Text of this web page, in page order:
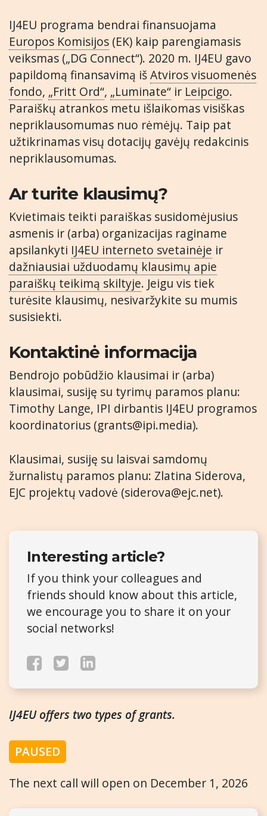
IJ4EU programa bendrai finansuojama
Europos Komisijos (EK) kaip parengiamasis
veiksmas („DG Connect“). 2020 m. IJ4EU gavo
papildomą finansavimą išAtviros visuomenės
fondo, „Fritt Ord“, „Luminate“ ir Leipcigo.
Paraiškų atrankos metu išlaikomas visiškas
nepriklausomumas nuo rėmėjų. Taip pat
užtikrinamas visų dotacijų gavėjų redakcinis
nepriklausomumas.
Ar turite klausimų?
Kvietimais teikti paraiškas susidomėjusius
asmenis ir (arba) organizacijas raginame
apsilankyti IJ4EU interneto svetainėje ir
dažniausiai užduodamų klausimų apie
paraiškų teikimą skiltyje. Jeigu vis tiek
turėsite klausimų, nesivaržykite su mumis
susisiekti.
Kontaktinė informacija
Bendrojo pobūdžio klausimai ir (arba)
klausimai, susiję su tyrimų paramos planu:
Timothy Lange, IPI dirbantis IJ4EU programos
koordinatorius (grants@ipi.media).
Klausimai, susiję su laisvai samdomų
žurnalistų paramos planu: Zlatina Siderova,
EJC projektų vadovė (siderova@ejc.net).
Interesting article?
If you think your colleagues and
friends should know about this article,
we encourage you to share it on your
social networks!
IJ4EU offers two types of grants.
PAUSED
The next call will open on December 1, 2026